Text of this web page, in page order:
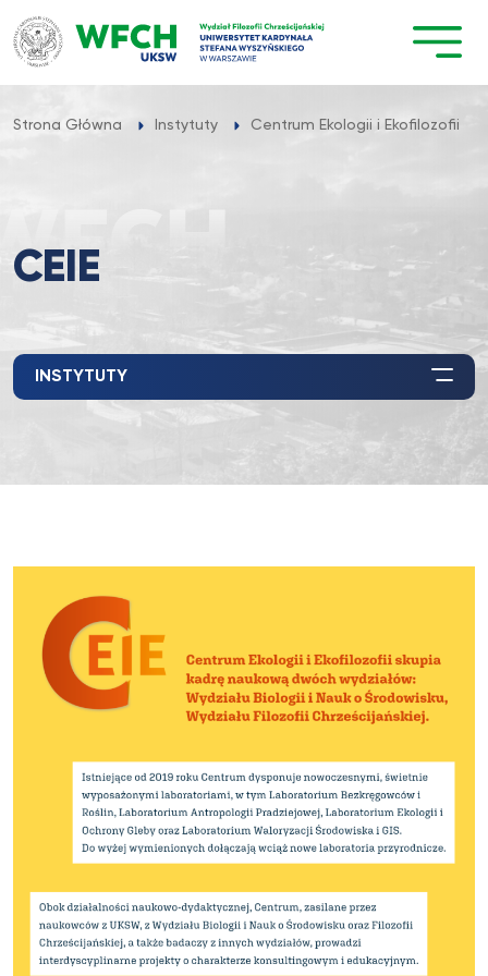
Przejdź
do
treści
Strona Główna Instytuty Centrum Ekologii i Ekofilozofii
CEIE
INSTYTUTY